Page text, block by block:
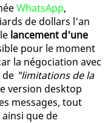
WhatsApp,
de dollars l'an
lancement d'une
pour le moment
la négociation avec
de "limitations de la
version desktop
messages, tout
que de